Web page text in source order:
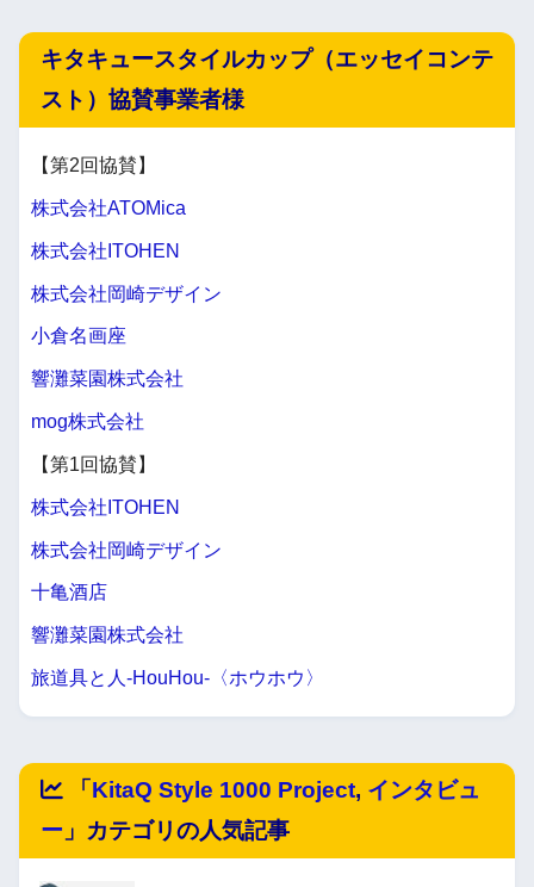
キタキュースタイルカップ（エッセイコンテ
スト）協賛事業者様
【第2回協賛】
株式会社ATOMica
株式会社ITOHEN
株式会社岡崎デザイン
小倉名画座
響灘菜園株式会社
mog株式会社
【第1回協賛】
株式会社ITOHEN
株式会社岡崎デザイン
十亀酒店
響灘菜園株式会社
旅道具と人-HouHou-〈ホウホウ〉
「 KitaQ Style 1000 Project, インタビュ
ー 」カテゴリの人気記事